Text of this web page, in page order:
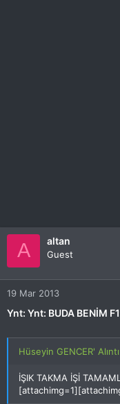
A altan
Guest
19 Mar 2013
Ynt: Ynt: BUDA BENİM
Hüseyin GENCER'
İŞIK TAKMA İŞİ